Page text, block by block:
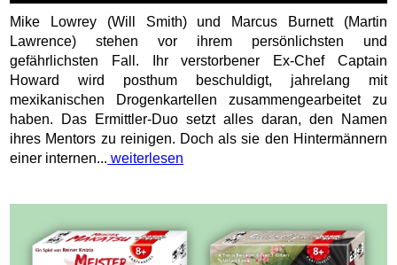
Mike Lowrey (Will Smith) und Marcus Burnett (Martin
Lawrence) stehen vor ihrem persönlichsten und
gefährlichsten Fall. Ihr verstorbener Ex-Chef Captain
Howard wird posthum beschuldigt, jahrelang mit
mexikanischen Drogenkartellen zusammengearbeitet zu
haben. Das Ermittler-Duo setzt alles daran, den Namen
ihres Mentors zu reinigen. Doch als sie den Hintermännern
einer internen... weiterlesen